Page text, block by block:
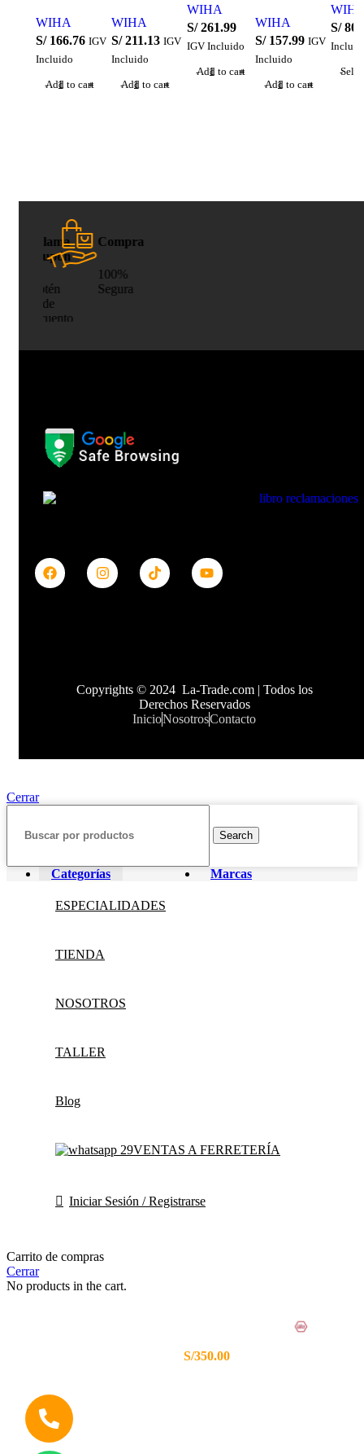
Piezas en
milímetros
WIHA
S/166.76 IGV
Incluido
Add to cart
Wiha
WIHA
S/211.13 IGV
Incluido
Add to cart
12″
WIHA
S/261.99
IGV Incluido
Add to cart
WIHA
S/157.99 IGV
Incluido
Add to cart
S/
Compra
Segura
Copyrights © 2024 La-Trade.com | Todos los
Derechos Reservados
InicioNosotrosContacto
Cerrar
Search
Categorías Marcas
ESPECIALIDADES
TIENDA
NOSOTROS
TALLER
Blog
VENTAS A FERRETERÍA
Iniciar Sesión / Registrarse
Carrito de compras
Cerrar
No products in the cart.
S/350.00